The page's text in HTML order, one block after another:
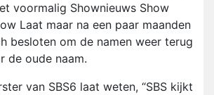
voormalig Shownieuws Show
Laat maar na een paar maanden
besloten om de namen weer terug
de oude naam.
van SBS6 laat weten, “SBS kijkt